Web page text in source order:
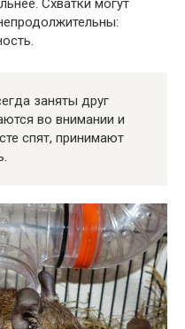
Схватки могут
заняты друг
во внимании и
спят, принимают